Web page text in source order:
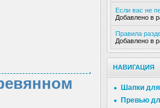
Если вас не
Добавлено в
Правила
Добавлено в
НАВИГАЦИЯ
Шапки для
Превью